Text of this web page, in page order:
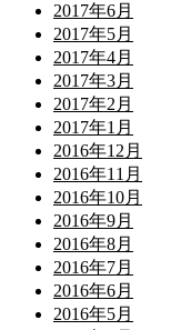
2017年6月
2017年5月
2017年4月
2017年3月
2017年2月
2017年1月
2016年12月
2016年11月
2016年10月
2016年9月
2016年8月
2016年7月
2016年6月
2016年5月